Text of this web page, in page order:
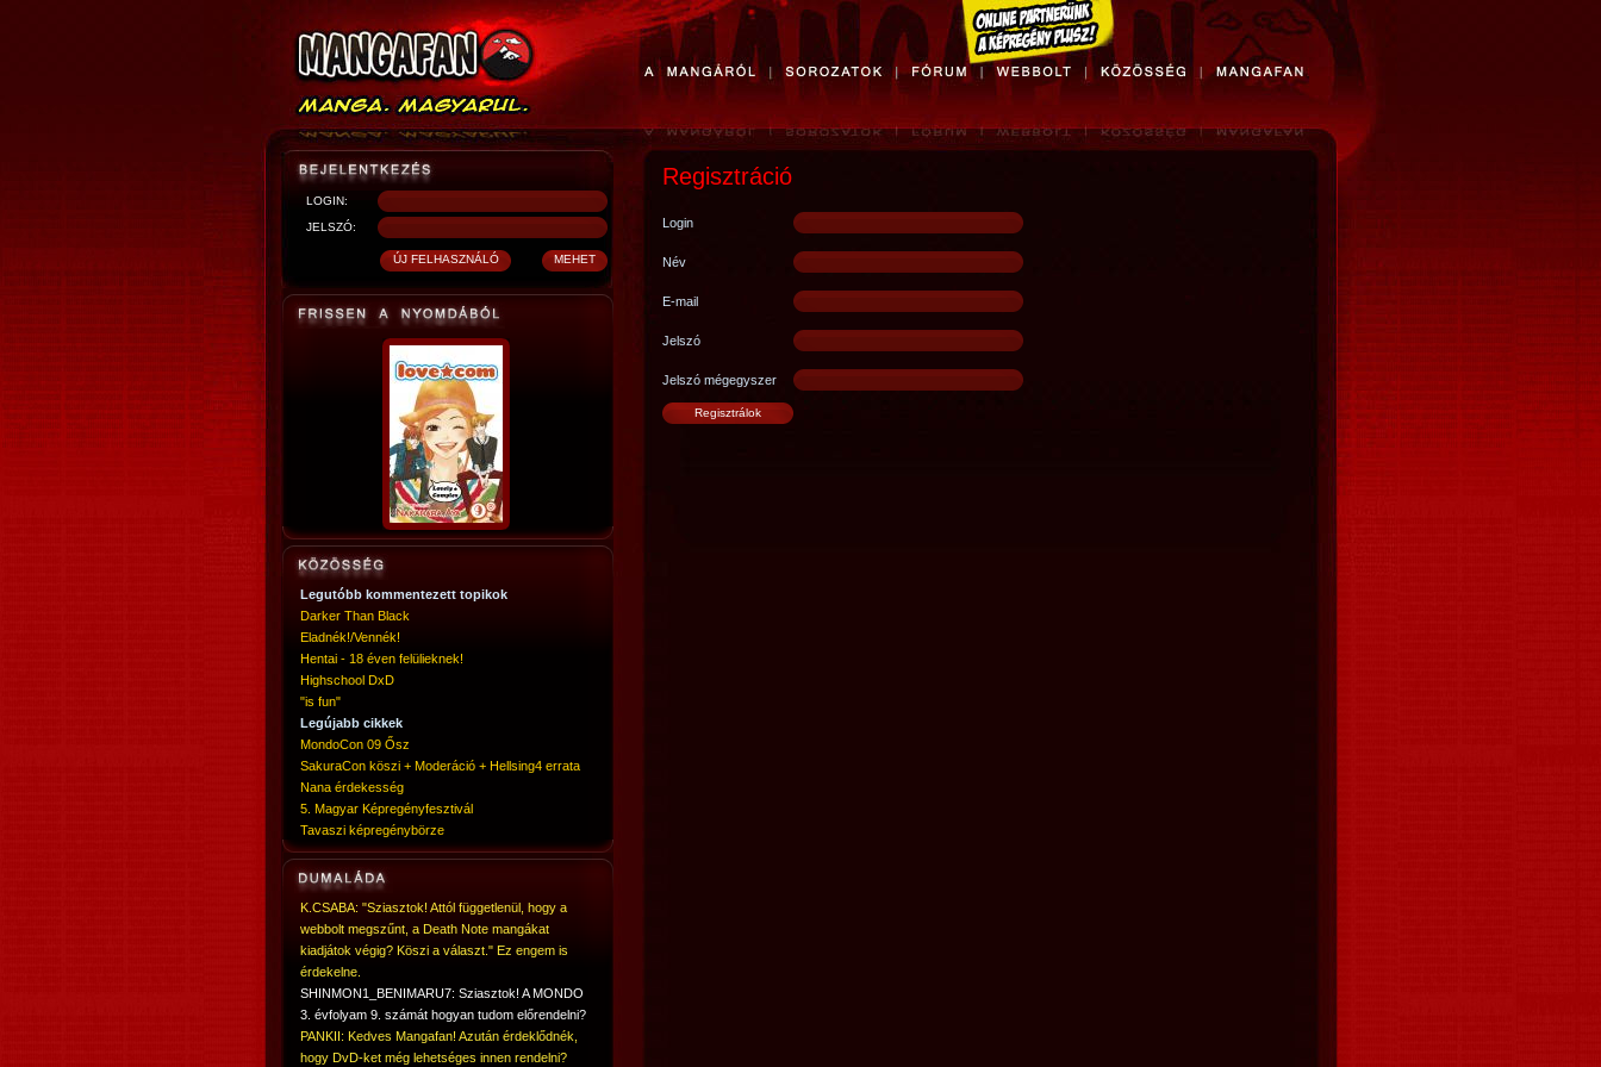
LOGIN:
JELSZÓ:
Legutóbb kommentezett topikok
Darker Than Black
Eladnék!/Vennék!
Hentai - 18 éven felülieknek!
Highschool DxD
"is fun"
Legújabb cikkek
MondoCon 09 Ősz
SakuraCon köszi + Moderáció + Hellsing4 errata
Nana érdekesség
5. Magyar Képregényfesztivál
Tavaszi képregénybörze
K.CSABA: "Sziasztok! Attól függetlenül, hogy a
webbolt megszűnt, a Death Note mangákat
kiadjátok végig? Köszi a választ." Ez engem is
érdekelne.
SHINMON1_BENIMARU7: Sziasztok! A MONDO
3. évfolyam 9. számát hogyan tudom előrendelni?
PANKII: Kedves Mangafan! Azután érdeklődnék,
hogy DvD-ket még lehetséges innen rendelni?
Regisztráció
Login
Név
E-mail
Jelszó
Jelszó mégegyszer